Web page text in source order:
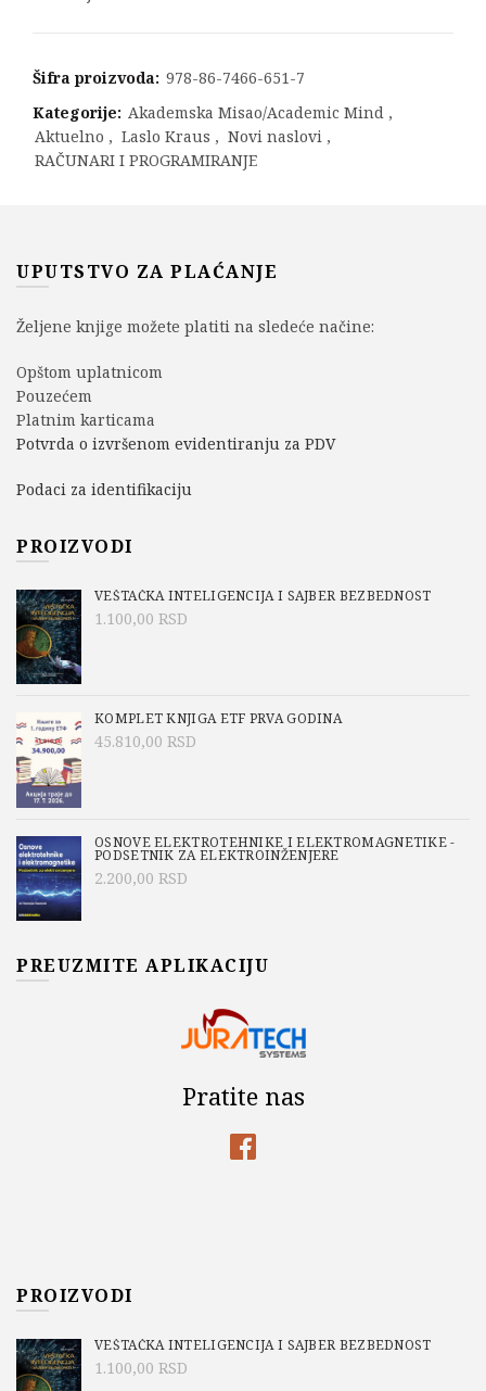
Šifra proizvoda: 978-86-7466-651-7
Kategorije: Akademska Misao/Academic Mind ,
Aktuelno , Laslo Kraus , Novi naslovi ,
RAČUNARI I PROGRAMIRANJE
UPUTSTVO ZA PLAĆANJE
Željene knjige možete platiti na sledeće načine:
Opštom uplatnicom
Pouzećem
Platnim karticama
Potvrda o izvršenom evidentiranju za PDV
Podaci za identifikaciju
PROIZVODI
VEŠTAČKA INTELIGENCIJA I SAJBER BEZBEDNOST
1.100,00 RSD
KOMPLET KNJIGA ETF PRVA GODINA
45.810,00 RSD
OSNOVE ELEKTROTEHNIKE I ELEKTROMAGNETIKE -
PODSETNIK ZA ELEKTROINŽENJERE
2.200,00 RSD
PREUZMITE APLIKACIJU
Pratite nas
PROIZVODI
VEŠTAČKA INTELIGENCIJA I SAJBER BEZBEDNOST
1.100,00 RSD